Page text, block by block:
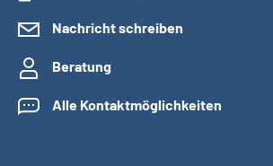
Nachricht schreiben
Beratung
Alle Kontaktmöglichkeiten